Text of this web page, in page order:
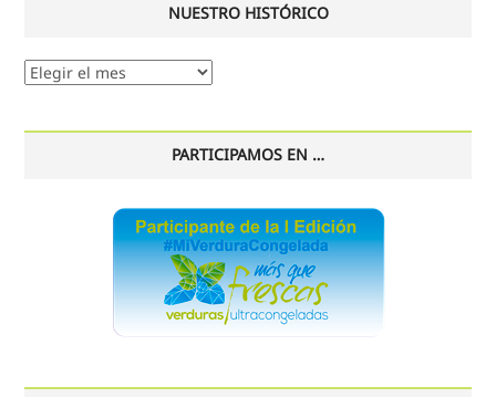
NUESTRO HISTÓRICO
Nuestro
PARTICIPAMOS EN …